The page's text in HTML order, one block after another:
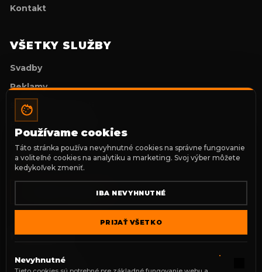
Kontakt
VŠETKY SLUŽBY
Svadby
Reklamy
Stužkové slávnosti
Prvé sväté prijímanie
Portréty
Klipy
TVORBA WEBOV
KONTAKT
office@p3p.sk
Používame cookies
Táto stránka používa nevyhnutné cookies na správne fungovanie
a voliteľné cookies na analytiku a marketing. Svoj výber môžete
kedykoľvek zmeniť.
IBA NEVYHNUTNÉ
PRIJAŤ VŠETKO
Nevyhnutné